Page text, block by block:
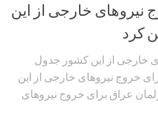
نیروهای خارجی از این
کرد
خارجی از این کشور جدول
خروج نیروهای خارجی از این
عراق برای خروج نیروهای